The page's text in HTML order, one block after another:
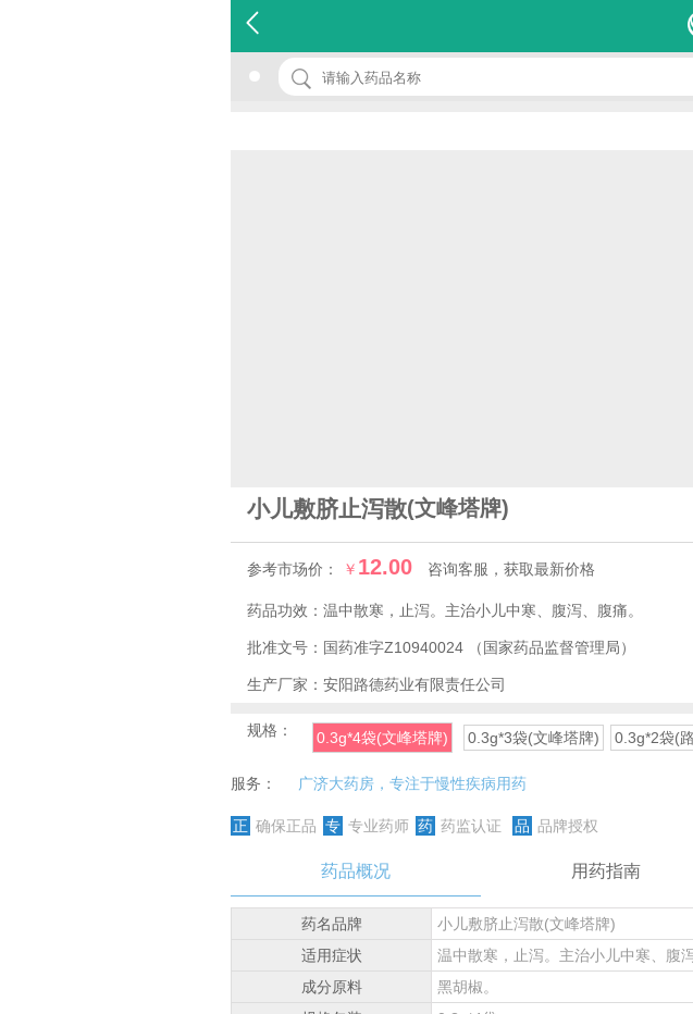
•欢
小儿敷脐止泻散(文峰塔牌)
参考市场价： ￥ 12.00 咨询客服，获取最新价格
药品功效： 温中散寒，止泻。主治小儿中寒、腹泻、腹痛。
批准文号： 国药准字Z10940024 （国家药品监督管理局）
生产厂家： 安阳路德药业有限责任公司
规格： 0.3g*4袋(文峰塔牌) 0.3g*3袋(文峰塔牌) 0.3g*2袋(
服务： 广济大药房，专注于慢性疾病用药
正 确保正品 专 专业药师 药 药监认证 品 品牌授权
药品概况 用药指南
药名品牌
小儿敷脐止泻散(文峰塔牌)
适用症状
温中散寒，止泻。主治小儿中寒、腹
成分原料
黑胡椒。